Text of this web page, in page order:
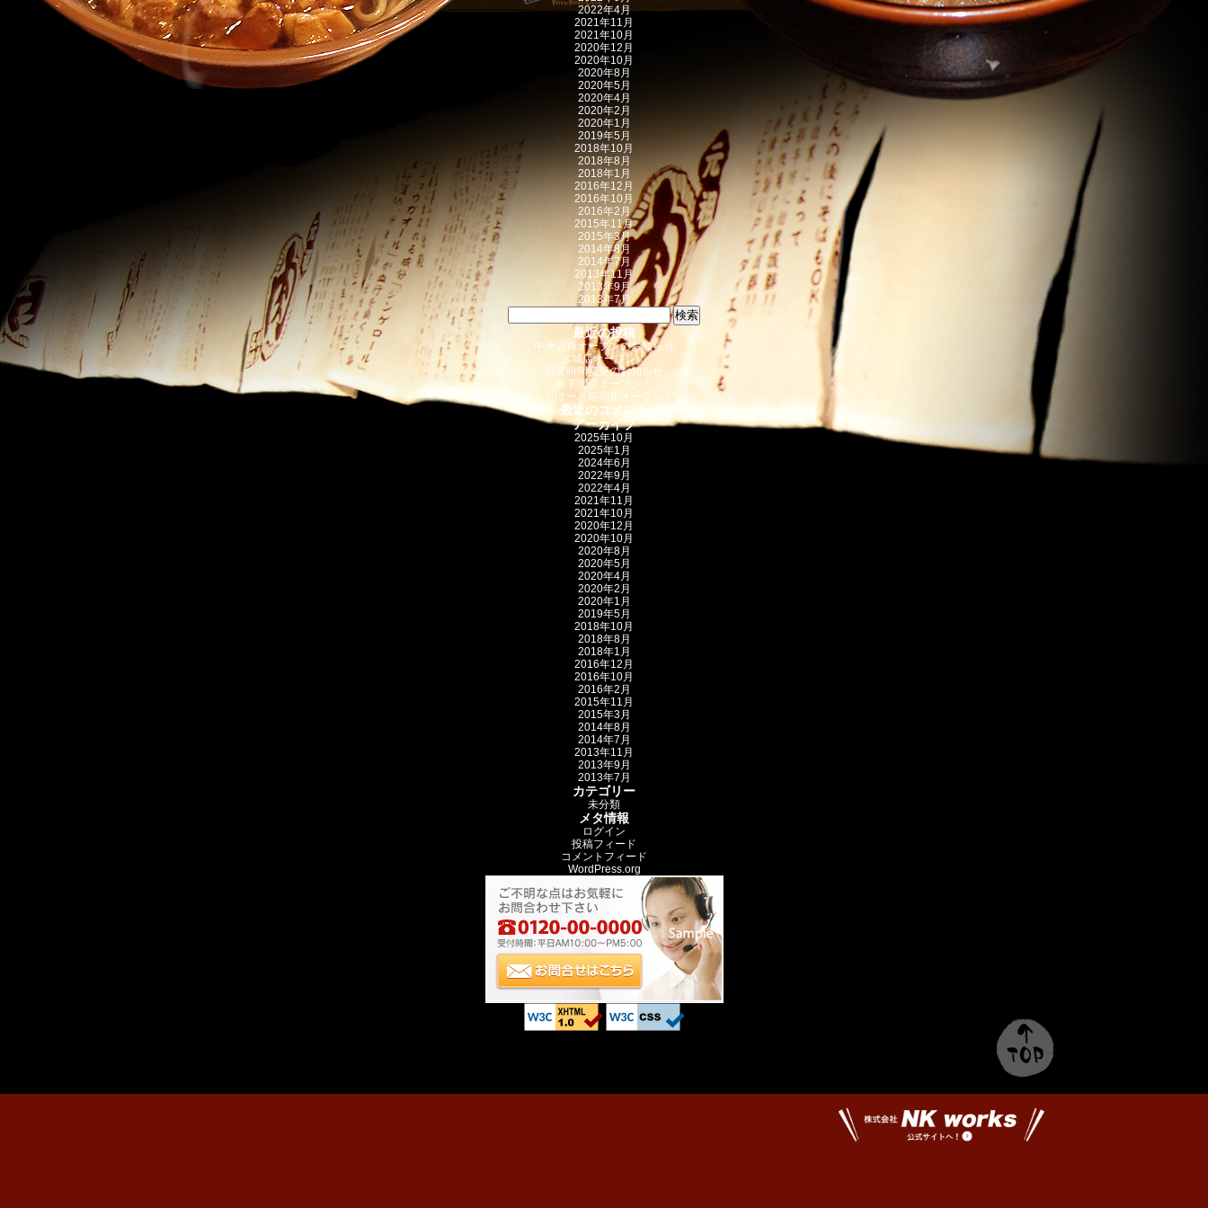
2022年4月
2021年11月
2021年10月
2020年12月
2020年10月
2020年8月
2020年5月
2020年4月
2020年2月
2020年1月
2019年5月
2018年10月
2018年8月
2018年1月
2016年12月
2016年10月
2016年2月
2015年11月
2015年3月
2014年8月
2014年7月
2013年11月
2013年9月
2013年7月
検索:
最近の投稿
中洲店再オープンのお知らせ
水城店オープン！
営業時間変更のお知らせ
新下関店オープン！
ららぽーと福岡店オープン！
最近のコメント
アーカイブ
2025年10月
2025年1月
2024年6月
2022年9月
2022年4月
2021年11月
2021年10月
2020年12月
2020年10月
2020年8月
2020年5月
2020年4月
2020年2月
2020年1月
2019年5月
2018年10月
2018年8月
2018年1月
2016年12月
2016年10月
2016年2月
2015年11月
2015年3月
2014年8月
2014年7月
2013年11月
2013年9月
2013年7月
カテゴリー
未分類
メタ情報
ログイン
投稿フィード
コメントフィード
WordPress.org